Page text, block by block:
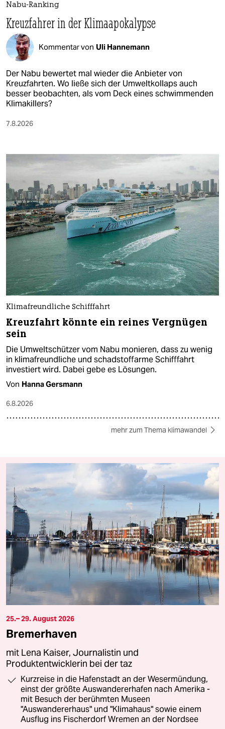
Nabu-Ranking
Kreuzfahrer in der Klimaapokalypse
Kommentar von Uli Hannemann
Der Nabu bewertet mal wieder die Anbieter von
Kreuzfahrten. Wo ließe sich der Umweltkollaps auch
besser beobachten, als vom Deck eines schwimmenden
Klimakillers?
7.8.2026
Klimafreundliche Schifffahrt
Kreuzfahrt könnte ein reines Vergnügen
sein
Die Umweltschützer vom Nabu monieren, dass zu wenig
in klimafreundliche und schadstoffarme Schifffahrt
investiert wird. Dabei gebe es Lösungen.
Von Hanna Gersmann
6.8.2026
mehr zum Thema klimawandel
25.– 29. August 2026
Bremerhaven
mit Lena Kaiser, Journalistin und
Produktentwicklerin bei der taz
Kurzreise in die Hafenstadt an der Wesermündung,
einst der größte Auswandererhafen nach Amerika -
mit Besuch der berühmten Museen
"Auswandererhaus" und "Klimahaus" sowie einem
Ausflug ins Fischerdorf Wremen an der Nordsee